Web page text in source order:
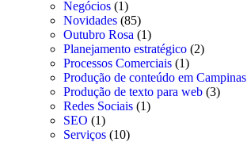
Negócios (1)
Novidades (85)
Outubro Rosa (1)
Planejamento estratégico (2)
Processos Comerciais (1)
Produção de conteúdo em Campinas
Produção de texto para web (3)
Redes Sociais (1)
SEO (1)
Serviços (10)